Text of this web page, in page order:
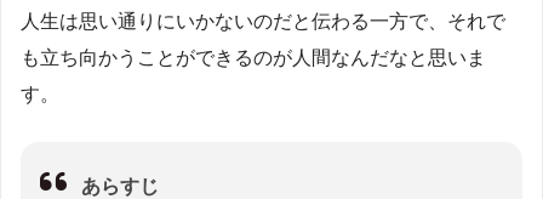
人生は思い通りにいかないのだと伝わる一方で、それで
も立ち向かうことができるのが人間なんだなと思いま
す。
あらすじ